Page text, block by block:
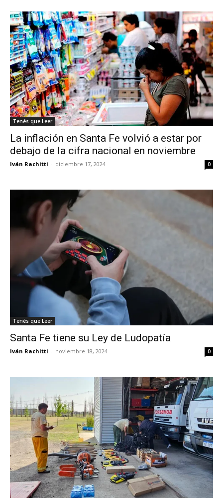
Tenés que Leer
La inflación en Santa Fe volvió a estar por
debajo de la cifra nacional en noviembre
Iván Rachitti - diciembre 17, 2024 0
Tenés que Leer
Santa Fe tiene su Ley de Ludopatía
Iván Rachitti - noviembre 18, 2024 0